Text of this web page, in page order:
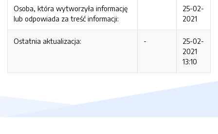
Osoba, która wytworzyła informację
lub odpowiada za treść informacji:
25-02-
2021
Ostatnia aktualizacja: -
25-02-
2021
13:10